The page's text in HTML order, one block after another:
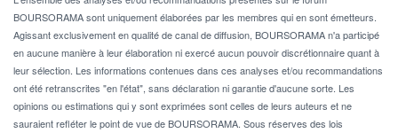
BOURSORAMA sont uniquement élaborées par les membres qui en sont émetteurs.
Agissant exclusivement en qualité de canal de diffusion, BOURSORAMA n'a participé
en aucune manière à leur élaboration ni exercé aucun pouvoir discrétionnaire quant à
leur sélection. Les informations contenues dans ces analyses et/ou recommandations
ont été retranscrites "en l'état", sans déclaration ni garantie d'aucune sorte. Les
opinions ou estimations qui y sont exprimées sont celles de leurs auteurs et ne
sauraient refléter le point de vue de BOURSORAMA. Sous réserves des lois